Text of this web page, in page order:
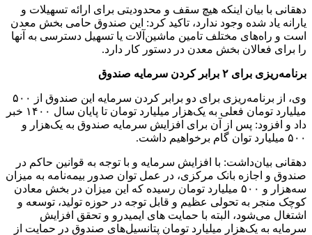
دهقانی با بیان اینکه هیچ سقف و محدودیتی برای ارائه تسهیلات و
یارانه یاد شده وجود ندارد، تاکید کرد: این صندوق حامی بخش معدن
است و راه‌های مختلف تامین ماشین‌آلات یا تسهیل دسترسی به آنها
را برای فعالان بخش معدن در دستور کار دارد.
برنامه‌ریزی برای ۲ برابر کردن سرمایه صندوق
وی، از برنامه‌ریزی برای دو برابر کردن سرمایه این صندوق از ۵۰۰
میلیارد تومان فعلی به یک‌هزار میلیارد تومان تا پایان سال ۱۴۰۰ خبر
داد و افزود:‌ پس از آن برای افزایش سرمایه صندوق به یک‌هزار و
۵۰۰ میلیارد توان گام برخواهیم داشت.
دهقانی بیان‌داشت: با افزایش سرمایه و با توجه به قوانین حاکم در
صندوق و اجازه بانک مرکزی، در عمل توان صدور بیمه‌نامه به میزان
سه‌هزار و ۵۰۰ میلیارد تومان رسیده که این میزان در بخش معادن
کوچک منجر به تحولی عظیم و قابل توجه در حوزه تولید، توسعه و
اشتغال می‌شود، البته با حمایت های ایمیدرو و تحقق افزایش
سرمایه به یک‌هزار میلیارد تومان پتانسیل‌های صندوق در حمایت از